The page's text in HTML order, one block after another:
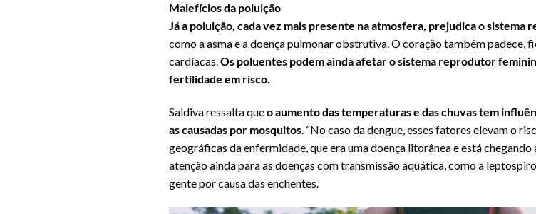
Malefícios da poluição
Já a poluição, cada vez mais presente na atmosfera, prejudica o sistema
como a asma e a doença pulmonar obstrutiva. O coração também padece,
cardíacas.Os poluentes podem ainda afetar o sistema reprodutor
fertilidade em risco.
Saldiva ressalta queo aumento das temperaturas e das chuvas tem
as causadas por mosquitos. “No caso da dengue, esses fatores elevam o
geográficas da enfermidade, que era uma doença litorânea e está
atenção ainda para as doenças com transmissão aquática, como a
gente por causa das enchentes.